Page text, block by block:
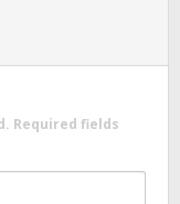
Required fields